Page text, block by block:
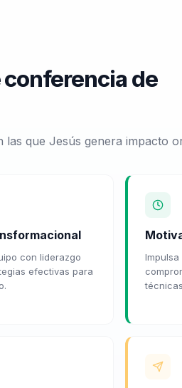
conferencia de
las que Jesús genera impacto
con liderazgo
efectivas para